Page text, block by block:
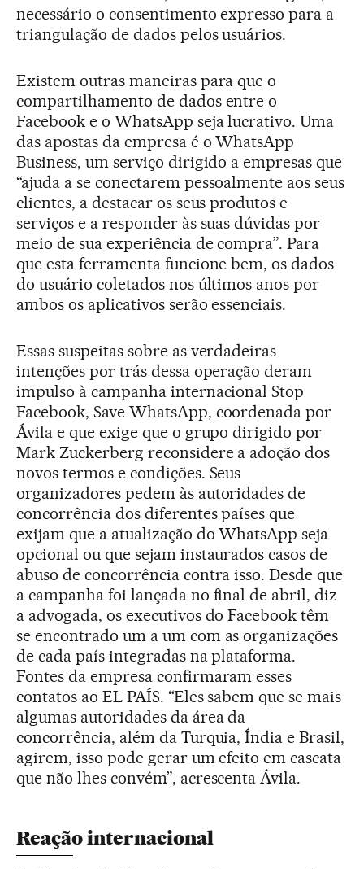
necessário o consentimento expresso para a
triangulação de dados pelos usuários.
Existem outras maneiras para que o
compartilhamento de dados entre o
Facebook e o WhatsApp seja lucrativo. Uma
das apostas da empresa é o WhatsApp
Business, um serviço dirigido a empresas que
“ajuda a se conectarem pessoalmente aos seus
clientes, a destacar os seus produtos e
serviços e a responder às suas dúvidas por
meio de sua experiência de compra”. Para
que esta ferramenta funcione bem, os dados
do usuário coletados nos últimos anos por
ambos os aplicativos serão essenciais.
Essas suspeitas sobre as verdadeiras
intenções por trás dessa operação deram
impulso à campanha internacional Stop
Facebook, Save WhatsApp, coordenada por
Ávila e que exige que o grupo dirigido por
Mark Zuckerberg reconsidere a adoção dos
novos termos e condições. Seus
organizadores pedem às autoridades de
concorrência dos diferentes países que
exijam que a atualização do WhatsApp seja
opcional ou que sejam instaurados casos de
abuso de concorrência contra isso. Desde que
a campanha foi lançada no final de abril, diz
a advogada, os executivos do Facebook têm
se encontrado um a um com as organizações
de cada país integradas na plataforma.
Fontes da empresa confirmaram esses
contatos ao EL PAÍS. “Eles sabem que se mais
algumas autoridades da área da
concorrência, além da Turquia, Índia e Brasil,
agirem, isso pode gerar um efeito em cascata
que não lhes convém”, acrescenta Ávila.
Reação internacional